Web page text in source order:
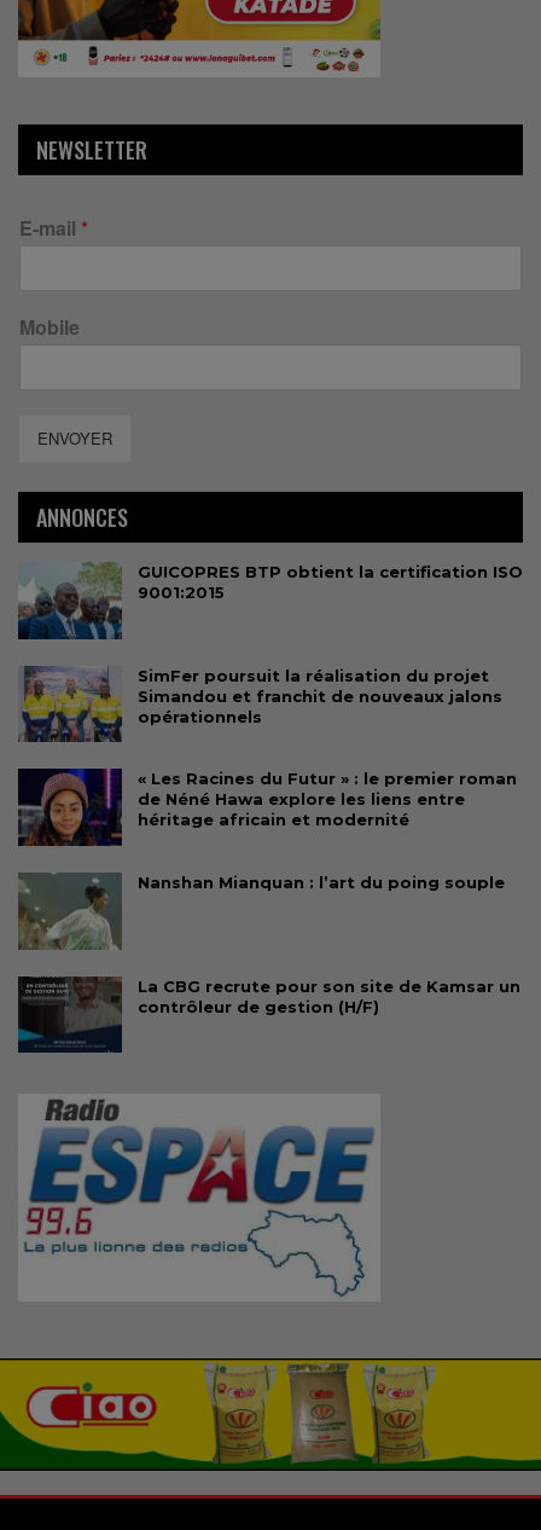
NEWSLETTER
E-mail *
Mobile
ENVOYER
ANNONCES
GUICOPRES BTP obtient la certification ISO
9001:2015
SimFer poursuit la réalisation du projet
Simandou et franchit de nouveaux jalons
opérationnels
« Les Racines du Futur » : le premier roman
de Néné Hawa explore les liens entre
héritage africain et modernité
Nanshan Mianquan : l’art du poing souple
La CBG recrute pour son site de Kamsar un
contrôleur de gestion (H/F)